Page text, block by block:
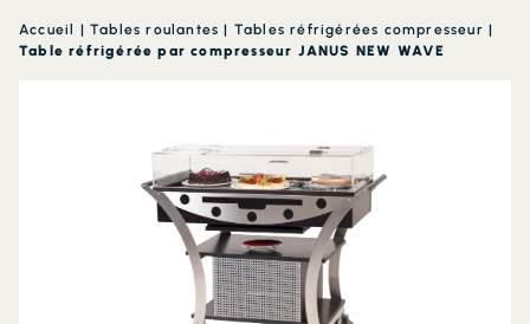
Accueil |Tables roulantes | Tables réfrigérées compresseur |
Table réfrigérée par compresseur JANUS NEW WAVE